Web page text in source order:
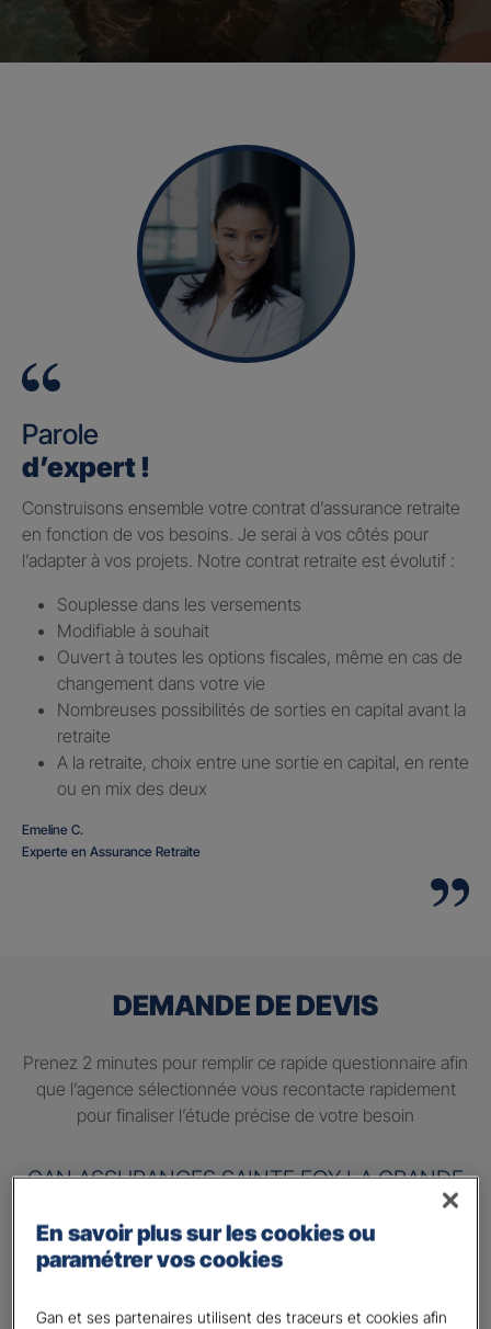
Parole
d’expert !
Construisons ensemble votre contrat d’assurance retraite
en fonction de vos besoins. Je serai à vos côtés pour
l’adapter à vos projets. Notre contrat retraite est évolutif :
Souplesse dans les versements
Modifiable à souhait
Ouvert à toutes les options fiscales, même en cas de
changement dans votre vie
Nombreuses possibilités de sorties en capital avant la
retraite
A la retraite, choix entre une sortie en capital, en rente
ou en mix des deux
Emeline C.
Experte en Assurance Retraite
DEMANDE DE DEVIS
Prenez 2 minutes pour remplir ce rapide questionnaire afin
que l’agence sélectionnée vous recontacte rapidement
pour finaliser l’étude précise de votre besoin
GAN ASSURANCES SAINTE FOY LA GRANDE
Information sur votre besoin :
Préparer ma retraite
En savoir plus sur les cookies ou
paramétrer vos cookies
Gan et ses partenaires utilisent des traceurs et cookies afin